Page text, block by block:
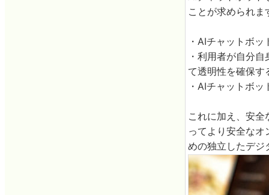
ことが求められま
・AIチャットボ
・利用者が自分
て透明性を確保す
・AIチャットボ
これに加え、安
ってより安全な
めの独立したデジ